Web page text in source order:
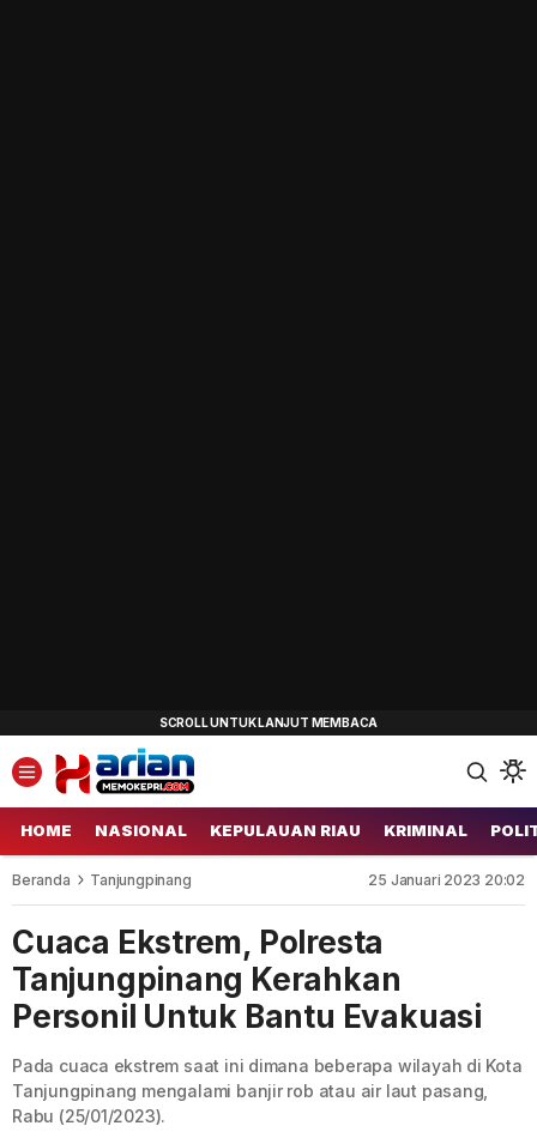
HOME NASIONAL KEPULAUAN RIAU KRIMINAL
Beranda Tanjungpinang 25 Januari 2023 20:02
Cuaca Ekstrem, Polresta
Tanjungpinang Kerahkan
Personil Untuk Bantu Evakuasi
Pada cuaca ekstrem saat ini dimana beberapa wilayah di Kota
Tanjungpinang mengalami banjir rob atau air laut pasang,
Rabu (25/01/2023).